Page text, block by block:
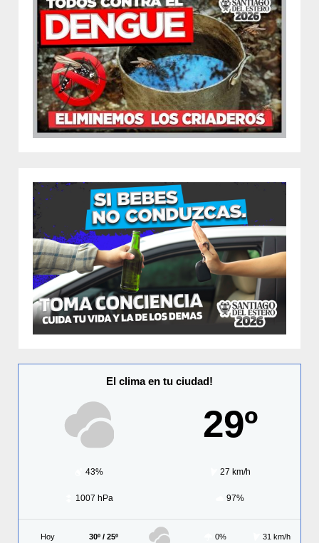
El clima en tu ciudad!
29º
43% 27 km/h
1007 hPa 97%
Hoy 30º / 25º 0% 31 km/h